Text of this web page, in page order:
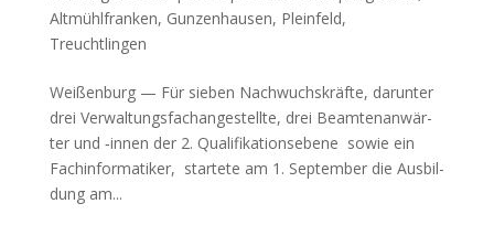
Altmühlfranken, Gunzenhausen, Pleinfeld,
Treuchtlingen
Wei­ßen­burg — Für sie­ben Nach­wuchs­kräf­te, dar­un­ter
drei Ver­wal­tungs­fach­an­ge­stell­te, drei Beam­ten­an­wär­
ter und ‑innen der 2. Qua­li­fi­ka­ti­ons­ebe­ne sowie ein
Fach­in­for­ma­ti­ker, star­te­te am 1. Sep­tem­ber die Aus­bil­
dung am...